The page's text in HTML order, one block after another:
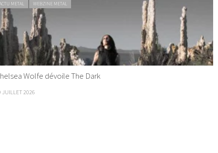
METAL WEBZINE METAL
Wolfe dévoile The Dark
JUILLET 2026